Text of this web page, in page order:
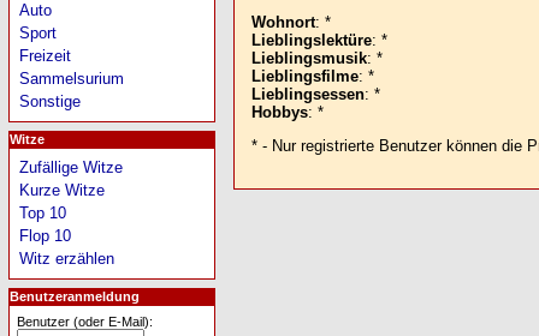
Wohnort: *
Lieblingslektüre: *
Lieblingsmusik: *
Lieblingsfilme: *
Lieblingsessen: *
Hobbys: *
* - Nur registrierte Benutzer können die
Auto
Sport
Freizeit
Sammelsurium
Sonstige
Witze
Zufällige Witze
Kurze Witze
Top 10
Flop 10
Witz erzählen
Benutzeranmeldung
Benutzer (oder E-Mail):